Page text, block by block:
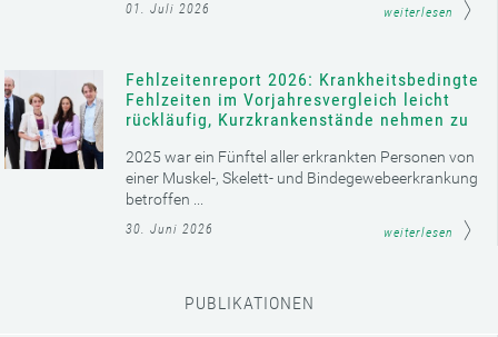
01. Juli 2026 weiterlesen
Fehlzeitenreport 2026: Krankheitsbedingte
Fehlzeiten im Vorjahresvergleich leicht
rückläufig, Kurzkrankenstände nehmen zu
2025 war ein Fünftel aller erkrankten Personen von
einer Muskel-, Skelett- und Bindegewebeerkrankung
betroffen ...
30. Juni 2026 weiterlesen
PUBLIKATIONEN